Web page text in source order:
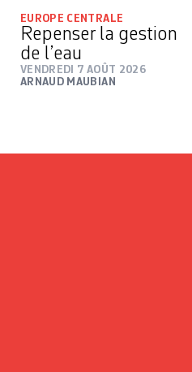
EUROPE CENTRALE
Repenser la gestion
de l’eau
VENDREDI 7 AOÛT 2026
ARNAUD MAUBIAN